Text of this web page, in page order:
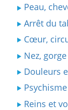
Peau,
Arrêt du
Cœur,
Nez,
Douleurs
Psychisme
Reins et